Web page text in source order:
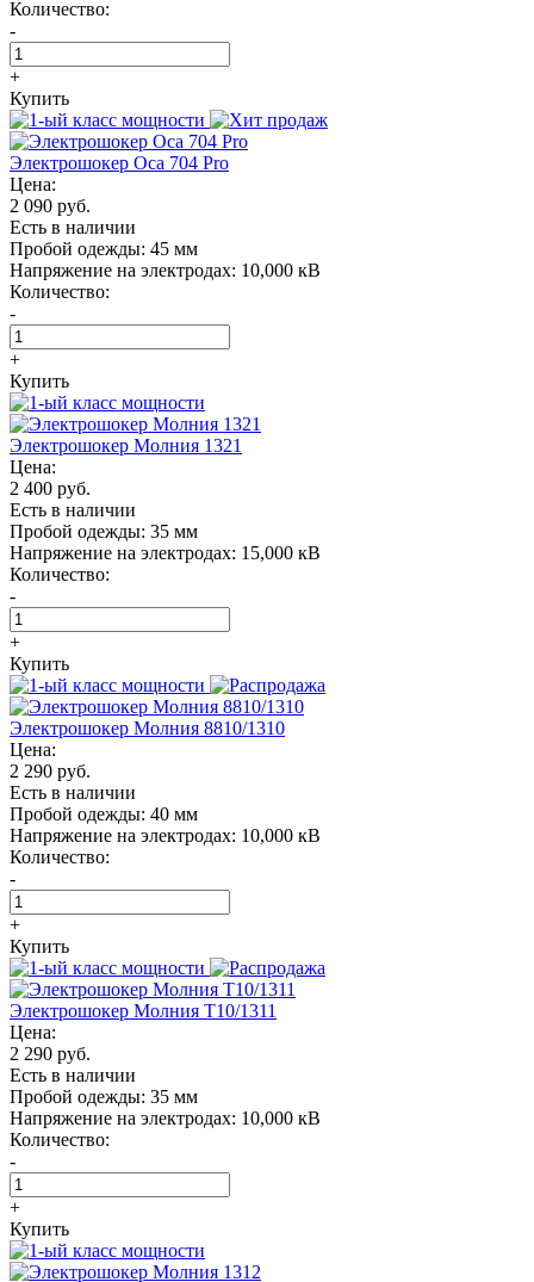
Количество:
-
+
Купить
Электрошокер Oса 704 Pro
Цена:
2 090 руб.
Есть в наличии
Пробой одежды: 45 мм
Напряжение на электродах: 10,000 кВ
Количество:
-
+
Купить
Электрошокер Молния 1321
Цена:
2 400 руб.
Есть в наличии
Пробой одежды: 35 мм
Напряжение на электродах: 15,000 кВ
Количество:
-
+
Купить
Электрошокер Молния 8810/1310
Цена:
2 290 руб.
Есть в наличии
Пробой одежды: 40 мм
Напряжение на электродах: 10,000 кВ
Количество:
-
+
Купить
Электрошокер Молния T10/1311
Цена:
2 290 руб.
Есть в наличии
Пробой одежды: 35 мм
Напряжение на электродах: 10,000 кВ
Количество:
-
+
Купить